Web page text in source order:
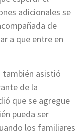
adicionales se
de
a que entre en
también asistió
de la
que se agregue
pueda ser
los familiares